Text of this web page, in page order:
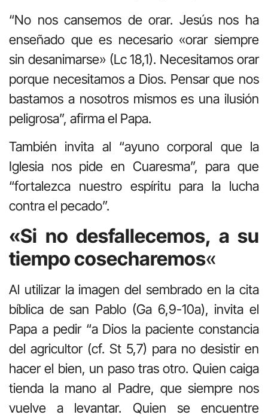
“No nos cansemos de orar. Jesús nos ha
enseñado que es necesario «orar siempre
sin desanimarse» (Lc 18,1). Necesitamos orar
porque necesitamos a Dios. Pensar que nos
bastamos a nosotros mismos es una ilusión
peligrosa”, afirma el Papa.
También invita al “ayuno corporal que la
Iglesia nos pide en Cuaresma”, para que
“fortalezca nuestro espíritu para la lucha
contra el pecado”.
«Si no desfallecemos, a su
tiempo cosecharemos«
Al utilizar la imagen del sembrado en la cita
bíblica de san Pablo (Ga 6,9-10a), invita el
Papa a pedir “a Dios la paciente constancia
del agricultor (cf. St 5,7) para no desistir en
hacer el bien, un paso tras otro. Quien caiga
tienda la mano al Padre, que siempre nos
vuelve a levantar. Quien se encuentre